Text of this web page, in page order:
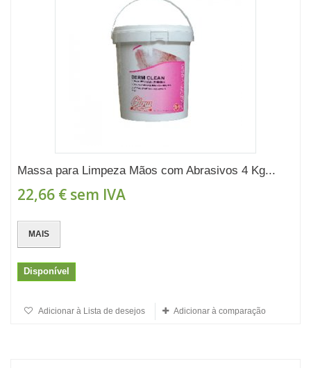
Massa para Limpeza Mãos com Abrasivos 4 Kg...
22,66 € sem IVA
MAIS
Disponível
Adicionar à Lista de desejos Adicionar à comparação